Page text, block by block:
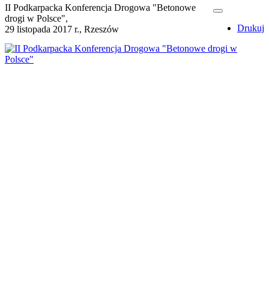
Drukuj
II Podkarpacka Konferencja Drogowa "Betonowe
drogi w Polsce",
29 listopada 2017 r., Rzeszów